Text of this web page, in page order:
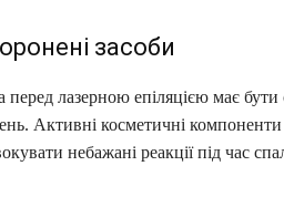
засоби
перед лазерною епіляцією має
Активні косметичні
небажані реакції під час